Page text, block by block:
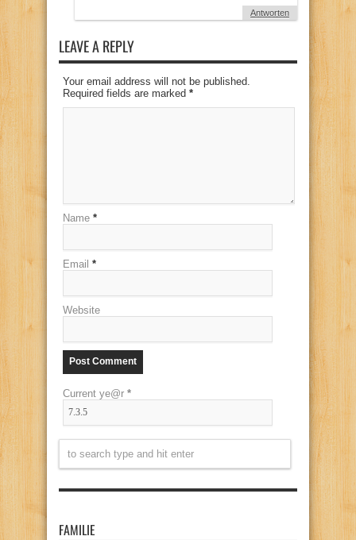
Antworten
LEAVE A REPLY
Your email address will not be published.
Required fields are marked *
Name *
Email *
Website
Current ye@r *
FAMILIE